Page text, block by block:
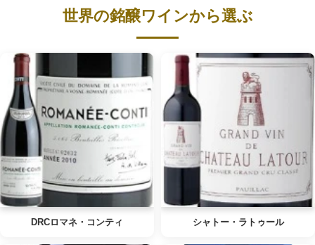
世界の銘醸ワインから選ぶ
DRCロマネ・コンティ シャトー・ラトゥール